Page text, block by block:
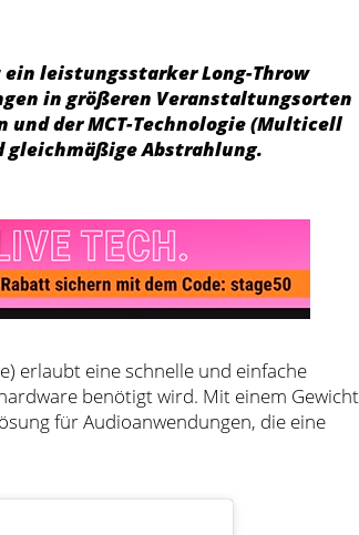
ein leistungsstarker Long-Throw
in größeren Veranstaltungsorten
der MCT-Technologie (Multicell
gleichmäßige Abstrahlung.
erlaubt eine schnelle und einfache
benötigt wird. Mit einem Gewicht
für Audioanwendungen, die eine